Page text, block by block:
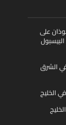
على
الشرق